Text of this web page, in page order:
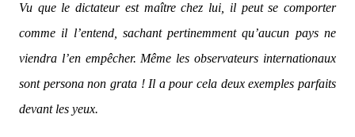
Vu que le dictateur est maître chez lui, il peut se comporter
comme il l’entend, sachant pertinemment qu’aucun pays ne
viendra l’en empêcher. Même les observateurs internationaux
sont persona non grata ! Il a pour cela deux exemples parfaits
devant les yeux.